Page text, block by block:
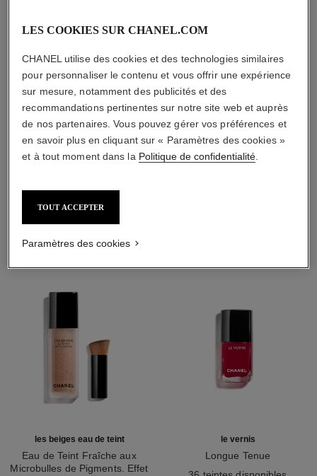
L'ACCORD PARFAIT
les beiges eau de teint
Eau de Teint Fraîche aux
Microbulles de Pigments. Effet
le vernis
Longue Tenue
LES COOKIES SUR CHANEL.COM
CHANEL utilise des cookies et des technologies similaires
pour personnaliser le contenu et vous offrir une expérience
sur mesure, notamment des publicités et des
recommandations pertinentes sur notre site web et auprès
de nos partenaires. Vous pouvez gérer vos préférences et
en savoir plus en cliquant sur « Paramètres des cookies »
et à tout moment dans la Politique de confidentialité.
TOUT ACCEPTER
Paramètres des cookies